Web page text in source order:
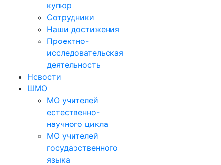
купюр
Сотрудники
Наши достижения
Проектно-
исследовательская
деятельность
Новости
ШМО
МО учителей
естественно-
научного цикла
МО учителей
государственного
языка